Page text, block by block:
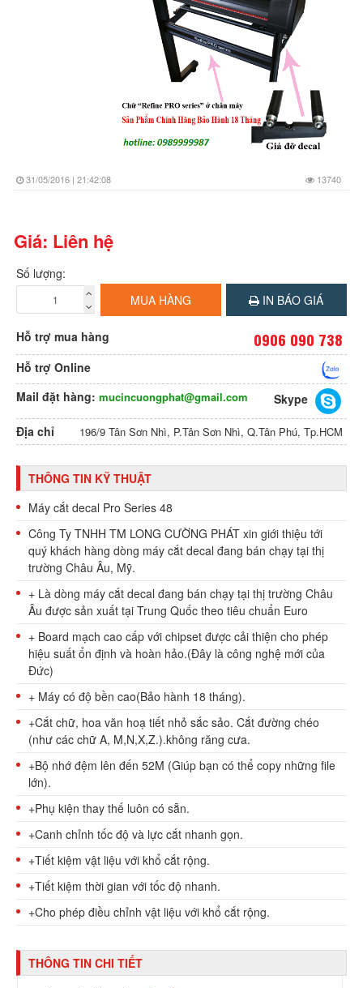
31/05/2016 | 21:42:08 13740
Giá: Liên hệ
Số lượng:
MUA HÀNG
IN BÁO GIÁ
Hỗ trợ mua hàng 0906 090 738
Hỗ trợ Online
Mail đặt hàng: mucincuongphat@gmail.com
Skype
Địa chỉ
196/9 Tân Sơn Nhì, P.Tân Sơn Nhì, Q.Tân Phú, Tp.HCM
THÔNG TIN KỸ THUẬT
Máy cắt decal Pro Series 48
Công Ty TNHH TM LONG CƯỜNG PHÁT xin giới thiệu tới
quý khách hàng dòng máy cắt decal đang bán chạy tại thị
trường Châu Âu, Mỹ.
+ Là dòng máy cắt decal đang bán chạy tại thị trường Châu
Âu được sản xuất tại Trung Quốc theo tiêu chuẩn Euro
+ Board mạch cao cấp với chipset được cải thiện cho phép
hiệu suất ổn định và hoàn hảo.(Đây là công nghệ mới của
Đức)
+ Máy có độ bền cao(Bảo hành 18 tháng).
+Cắt chữ, hoa văn hoạ tiết nhỏ sắc sảo. Cắt đường chéo
(như các chữ A, M,N,X,Z.).không răng cưa.
+Bộ nhớ đệm lên đến 52M (Giúp bạn có thể copy những file
lớn).
+Phụ kiện thay thế luôn có sẵn.
+Canh chỉnh tốc độ và lực cắt nhanh gọn.
+Tiết kiệm vật liệu với khổ cắt rộng.
+Tiết kiệm thời gian với tốc độ nhanh.
+Cho phép điều chỉnh vật liệu với khổ cắt rộng.
THÔNG TIN CHI TIẾT